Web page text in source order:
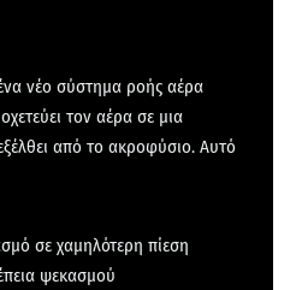
νέο σύστημα ροής αέρα
τον αέρα σε μια
από το ακροφύσιο. Αυτό
σε χαμηλότερη πίεση
ψεκασμού